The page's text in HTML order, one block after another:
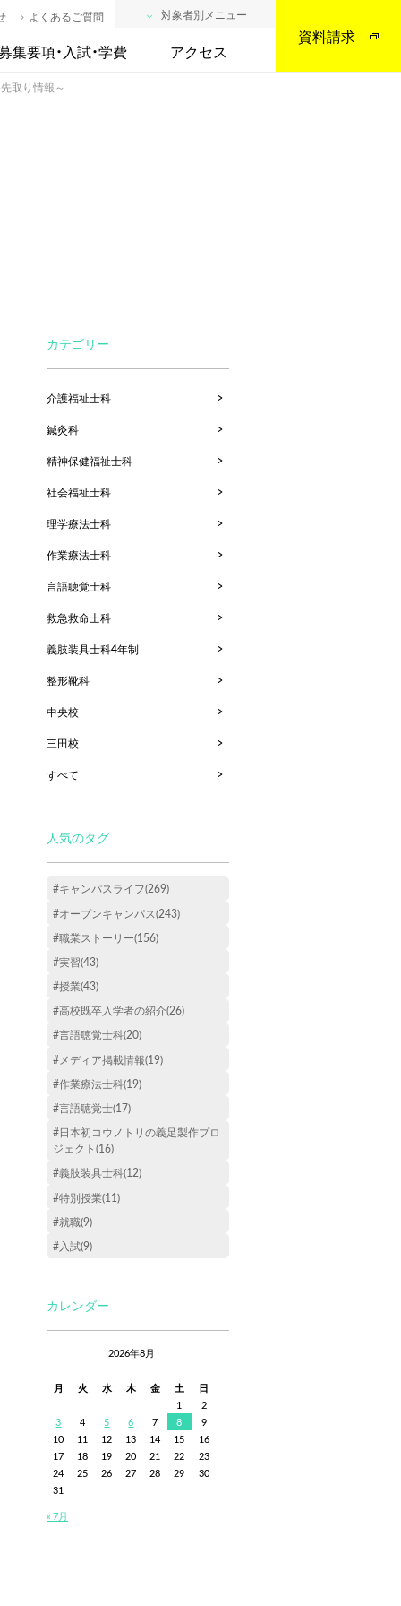
資料請求
集要項・入試・学費 アクセス
よくあるご質問 対象者別メニュー
取り情報～
カテゴリー
介護福祉士科
鍼灸科
精神保健福祉士科
社会福祉士科
理学療法士科
作業療法士科
言語聴覚士科
救急救命士科
義肢装具士科4年制
整形靴科
中央校
三田校
すべて
人気のタグ
#キャンパスライフ(269)
#オープンキャンパス(243)
#職業ストーリー(156)
#実習(43)
#授業(43)
#高校既卒入学者の紹介(26)
#言語聴覚士科(20)
#メディア掲載情報(19)
#作業療法士科(19)
#言語聴覚士(17)
#日本初コウノトリの義足製作プロ
ジェクト(16)
#義肢装具士科(12)
#特別授業(11)
#就職(9)
#入試(9)
カレンダー
2026年8月
月 火 水 木 金 土
日
1
2
3
4 5 6 7 8
9
10
11 12 13 14 15
16
17
18 19 20 21 22
23
24
25 26 27 28 29
30
31
« 7月